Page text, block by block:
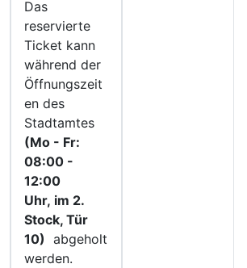
Das
reservierte
Ticket kann
während der
Öffnungszeit
en des
Stadtamtes
(Mo - Fr:
08:00 -
12:00
Uhr, im 2.
Stock, Tür
10) abgeholt
werden.